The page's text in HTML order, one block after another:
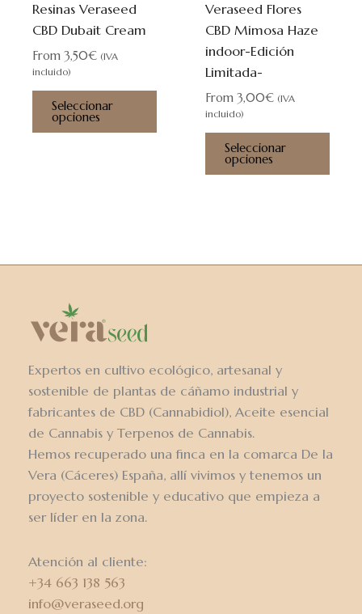
Resinas Veraseed
CBD Dubait Cream
From 3,50€ (IVA
incluido)
Seleccionar
opciones
de
producto
Veraseed Flores
CBD Mimosa Haze
indoor-Edición
Limitada-
From 3,00€ (IVA
incluido)
Seleccionar
opciones
Expertos en cultivo ecológico, artesanal y
sostenible de plantas de cáñamo industrial y
fabricantes de CBD (Cannabidiol), Aceite esencial
de Cannabis y Terpenos de Cannabis.
Hemos recuperado una finca en la comarca De la
Vera (Cáceres) España, allí vivimos y tenemos un
proyecto sostenible y educativo que empieza a
ser líder en la zona.
Atención al cliente:
+34 663 138 563
info@veraseed.org